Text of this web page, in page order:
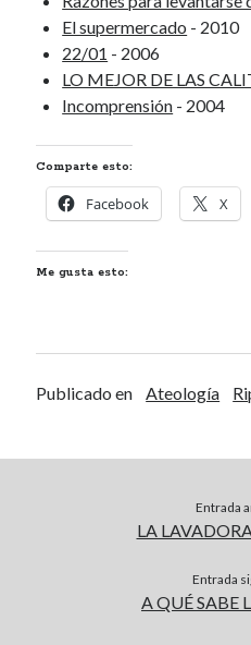
Alea jacta est
Eso
SI NO PUEDES
¡CÁRGATELOS!
LOS ESNOBS Y
TECLADOS
Archivos
El supermercado - 2010
22/01 - 2006
LO MEJOR DE LAS
Incomprensión - 2004
Comparte esto:
Facebook X
Me gusta esto:
Publicado en Ateología
Entrada
LA
Entrada
A QUÉ SABE